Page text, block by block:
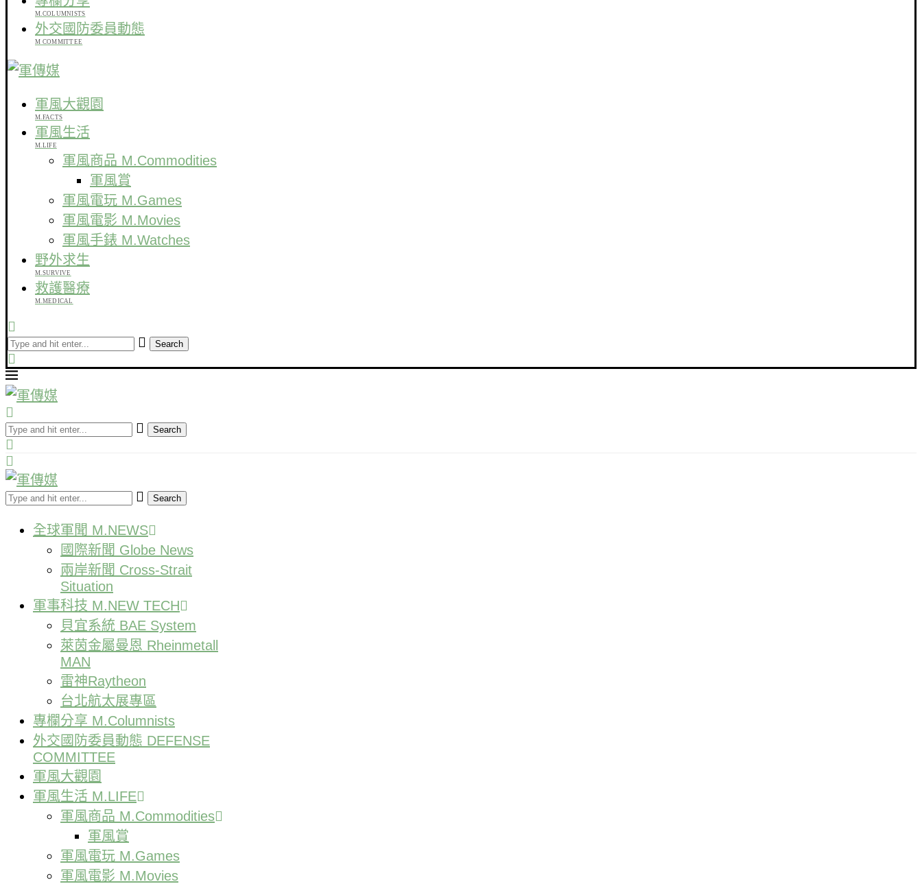
M.COLUMNISTS
外交國防委員動態
M COMMITTEE
軍風大觀園
M.FACTS
軍風生活
M.LIFE
軍風商品 M.Commodities
軍風賞
軍風電玩 M.Games
軍風電影 M.Movies
軍風手錶 M.Watches
野外求生
M.SURVIVE
救護醫療
M.MEDICAL
Search
Search
Search
全球軍聞 M.NEWS
國際新聞 Globe News
兩岸新聞 Cross-Strait
Situation
軍事科技 M.NEW TECH
貝宜系統 BAE System
萊茵金屬曼恩 Rheinmetall
MAN
雷神Raytheon
台北航太展專區
專欄分享 M.Columnists
外交國防委員動態 DEFENSE
COMMITTEE
軍風大觀園
軍風生活 M.LIFE
軍風商品 M.Commodities
軍風賞
軍風電玩 M.Games
軍風電影 M.Movies